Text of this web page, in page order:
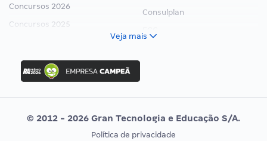
Concursos 2026
Concursos 2025
Concurso Ibama
Concurso MPU
Editais publicados
Consulplan
Vunesp
Veja mais
© 2012 - 2026 Gran Tecnologia e Educação S/A.
Política de privacidade